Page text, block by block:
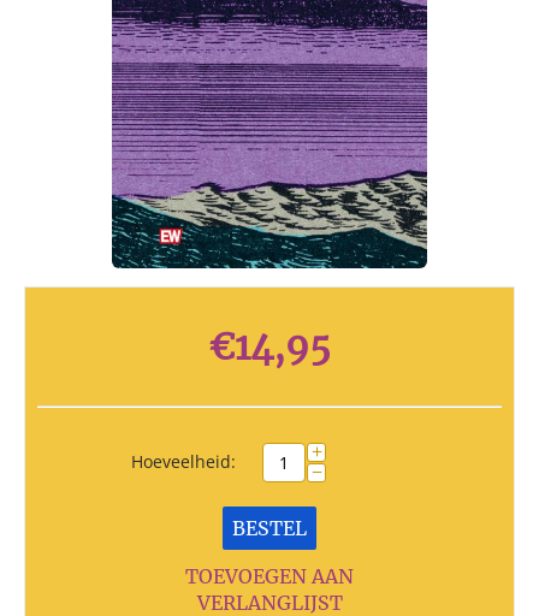
€14,95
Hoeveelheid: +
−
BESTEL
TOEVOEGEN AAN
VERLANGLIJST